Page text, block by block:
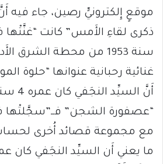
موقعٍ إِلكترونيٍّ رصين، جاء فيه
ذكرى لقاءِ الأَمس” كانت “غنَّتْها
سنة 1953 من محطة الشرق
غنائية رحبانية عنوانها “حلوة
أَنَّ
مع مجموعة قصائد أُخرى لحساب